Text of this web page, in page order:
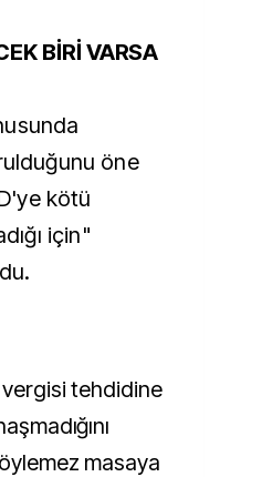
BİRİ VARSA
öne
kötü
için"
tehdidine
masaya